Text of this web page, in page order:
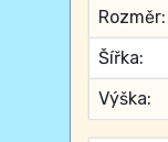
Rozměr:
Šířka:
Výška: